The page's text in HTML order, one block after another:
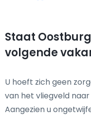
Staat
volgende
U hoeft zich geen
van het vliegveld
Aangezien u